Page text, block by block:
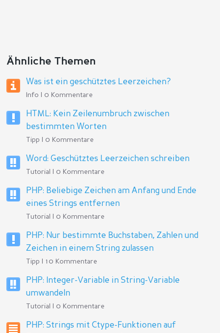
Ähnliche Themen
Was ist ein geschütztes Leerzeichen?
Info | 0 Kommentare
HTML: Kein Zeilenumbruch zwischen
bestimmten Worten
Tipp | 0 Kommentare
Word: Geschütztes Leerzeichen schreiben
Tutorial | 0 Kommentare
PHP: Beliebige Zeichen am Anfang und Ende
eines Strings entfernen
Tutorial | 0 Kommentare
PHP: Nur bestimmte Buchstaben, Zahlen und
Zeichen in einem String zulassen
Tipp | 10 Kommentare
PHP: Integer-Variable in String-Variable
umwandeln
Tutorial | 0 Kommentare
PHP: Strings mit Ctype-Funktionen auf